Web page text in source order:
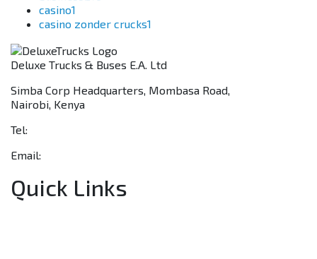
casino1
casino zonder crucks1
Deluxe Trucks & Buses E.A. Ltd
Simba Corp Headquarters, Mombasa Road,
Nairobi, Kenya
Tel:
Email:
Quick Links